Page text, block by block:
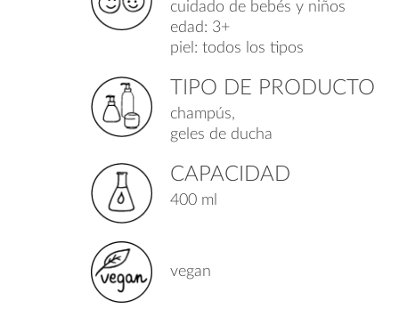
cuidado de bebés y niños
edad: 3+
piel: todos los tipos
TIPO DE PRODUCTO
champús,
geles de ducha
CAPACIDAD
400 ml
vegan